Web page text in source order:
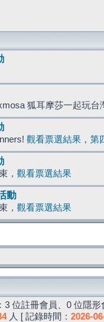
狐耳摩莎一起玩台
觀看票選結果 ， 第
， 觀看票選結果
動
， 觀看票選結果
3 位註冊會員、0 位隱
人 [ 記錄時間： 2026-